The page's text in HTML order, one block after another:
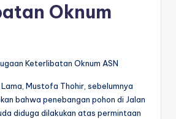
Oknum
Mustofa Thohir, sebelumnya
bahwa penebangan pohon di Jalan
diduga dilakukan atas permintaan